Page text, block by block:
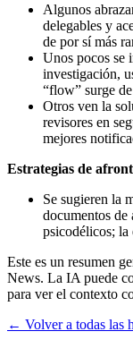
Algunos
delegables y
de por sí más
Unos pocos se
investigación,
“flow” surge
Otros ven la
revisores en
mejores
Estrategias de
Se sugieren la
documentos de
psicodélicos; la
Este es un resumen
News. La IA puede
para ver el contexto
← Volver a todas las